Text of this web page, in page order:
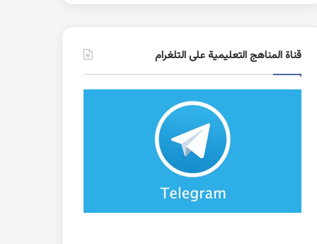
قناة المناهج التعليمية على التلغرام